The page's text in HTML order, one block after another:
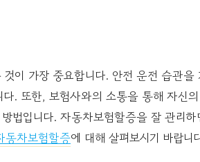
이 가장 중요합니다. 안전 운전 습관을
. 또한, 보험사와의 소통을 통해 자신
법입니다. 자동차보험할증을 잘 관리
동차보험할증에 대해 살펴보시기 바랍니